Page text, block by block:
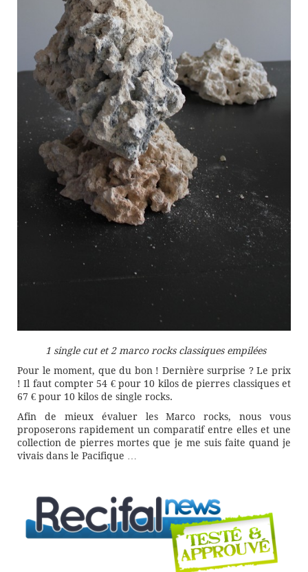
1 single cut et 2 marco rocks classiques empilées
Pour le moment, que du bon ! Dernière surprise ? Le prix
! Il faut compter 54 € pour 10 kilos de pierres classiques et
67 € pour 10 kilos de single rocks.
Afin de mieux évaluer les Marco rocks, nous vous
proposerons rapidement un comparatif entre elles et une
collection de pierres mortes que je me suis faite quand je
vivais dans le Pacifique …